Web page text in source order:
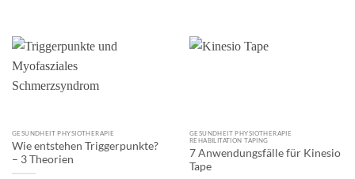
GESUNDHEIT PHYSIOTHERAPIE
Wie entstehen Triggerpunkte?
– 3 Theorien
GESUNDHEIT PHYSIOTHERAPIE
REHABILITATION TAPING
7 Anwendungsfälle für Kinesio
Tape